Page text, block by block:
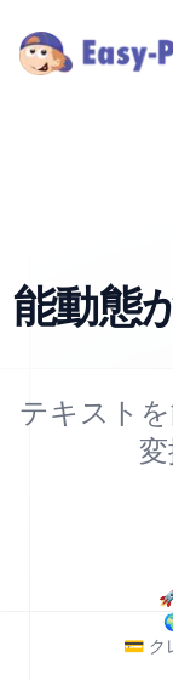
能動態
テキスト
💳 ク